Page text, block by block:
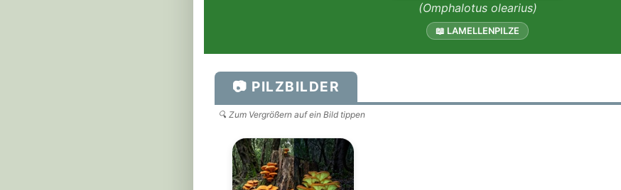
(Omphalotus olearius)
📖 LAMELLENPILZE
📷 PILZBILDER
🔍 Zum Vergrößern auf ein Bild tippen